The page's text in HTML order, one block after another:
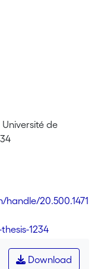
de
handle/20.500.1471
1234
Download